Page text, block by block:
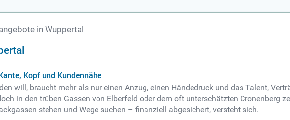
in Wuppertal
Kopf und Kundennähe
will, braucht mehr als nur einen Anzug, einen Händedruck und das Talent,
in den trüben Gassen von Elberfeld oder dem oft unterschätzten Cronenberg
stehen und Wege suchen – finanziell abgesichert, versteht sich.